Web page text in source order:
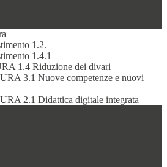
1.2.
1.4.1
1.4 Riduzione dei divari
3.1 Nuove competenze e nuovi
2.1 Didattica digitale integrata